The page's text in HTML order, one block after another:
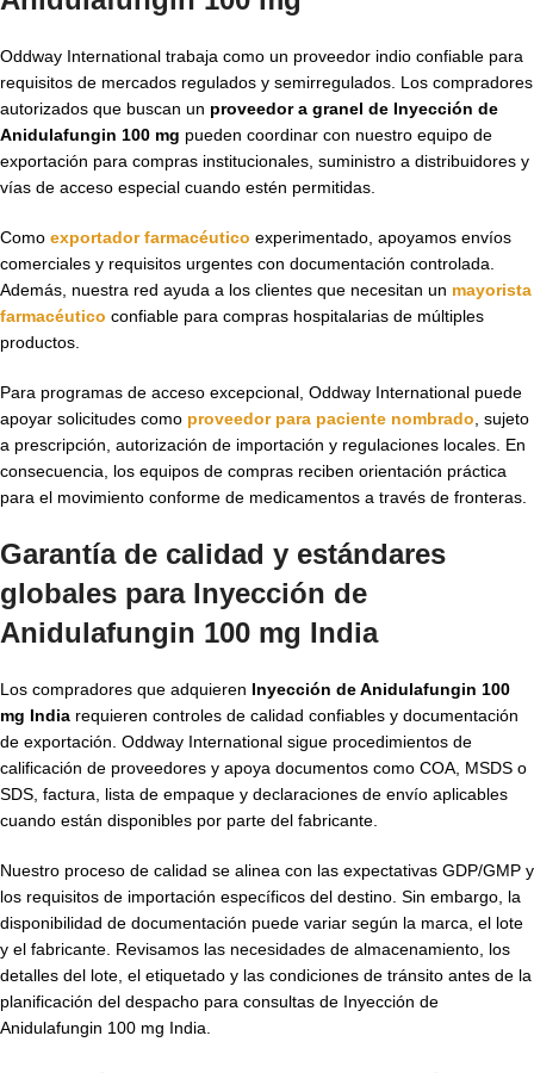
Oddway International trabaja como un proveedor indio confiable para
requisitos de mercados regulados y semirregulados. Los compradores
autorizados que buscan un proveedor a granel de Inyección de
Anidulafungin 100 mg pueden coordinar con nuestro equipo de
exportación para compras institucionales, suministro a distribuidores y
vías de acceso especial cuando estén permitidas.
Como exportador farmacéutico experimentado, apoyamos envíos
comerciales y requisitos urgentes con documentación controlada.
Además, nuestra red ayuda a los clientes que necesitan un mayorista
farmacéutico confiable para compras hospitalarias de múltiples
productos.
Para programas de acceso excepcional, Oddway International puede
apoyar solicitudes como proveedor para paciente nombrado , sujeto
a prescripción, autorización de importación y regulaciones locales. En
consecuencia, los equipos de compras reciben orientación práctica
para el movimiento conforme de medicamentos a través de fronteras.
Garantía de calidad y estándares
globales para Inyección de
Anidulafungin 100 mg India
Los compradores que adquieren Inyección de Anidulafungin 100
mg India requieren controles de calidad confiables y documentación
de exportación. Oddway International sigue procedimientos de
calificación de proveedores y apoya documentos como COA, MSDS o
SDS, factura, lista de empaque y declaraciones de envío aplicables
cuando están disponibles por parte del fabricante.
Nuestro proceso de calidad se alinea con las expectativas GDP/GMP y
los requisitos de importación específicos del destino. Sin embargo, la
disponibilidad de documentación puede variar según la marca, el lote
y el fabricante. Revisamos las necesidades de almacenamiento, los
detalles del lote, el etiquetado y las condiciones de tránsito antes de la
planificación del despacho para consultas de Inyección de
Anidulafungin 100 mg India.